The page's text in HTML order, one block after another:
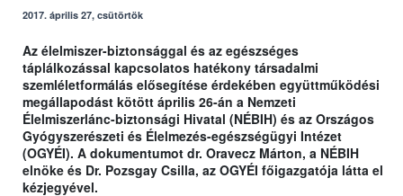
2017. április 27, csütörtök
Az élelmiszer-biztonsággal és az egészséges
táplálkozással kapcsolatos hatékony társadalmi
szemléletformálás elősegítése érdekében együttműködési
megállapodást kötött április 26-án a Nemzeti
Élelmiszerlánc-biztonsági Hivatal (NÉBIH) és az Országos
Gyógyszerészeti és Élelmezés-egészségügyi Intézet
(OGYÉI). A dokumentumot dr. Oravecz Márton, a NÉBIH
elnöke és Dr. Pozsgay Csilla, az OGYÉI főigazgatója látta el
kézjegyével.